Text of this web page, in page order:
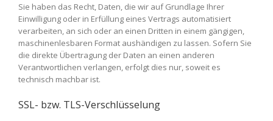
Sie haben das Recht, Daten, die wir auf Grundlage Ihrer
Einwilligung oder in Erfüllung eines Vertrags automatisiert
verarbeiten, an sich oder an einen Dritten in einem gängigen,
maschinenlesbaren Format aushändigen zu lassen. Sofern Sie
die direkte Übertragung der Daten an einen anderen
Verantwortlichen verlangen, erfolgt dies nur, soweit es
technisch machbar ist.
SSL- bzw. TLS-Verschlüsselung